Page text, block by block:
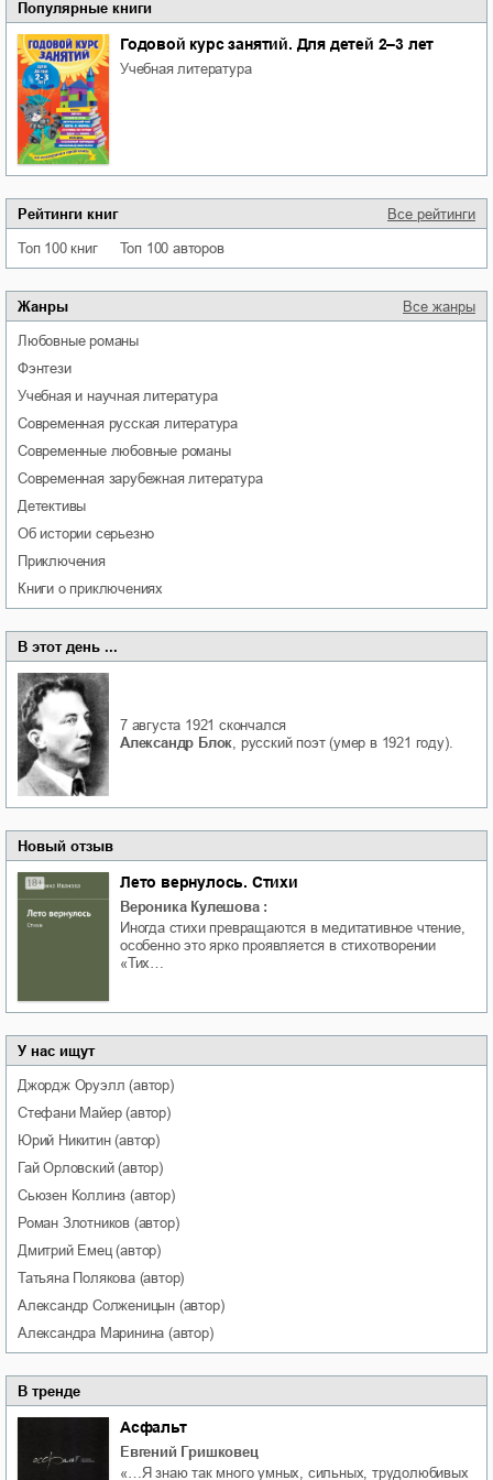
Популярные книги
Годовой курс занятий. Для детей 2–3 лет
учебная литература
Рейтинги книг Все рейтинги
Топ 100 книг Топ 100 авторов
Жанры Все жанры
любовные романы
фэнтези
учебная и научная литература
современная русская литература
современные любовные романы
современная зарубежная литература
детективы
об истории серьезно
приключения
книги о приключениях
В этот день ...
7 августа 1921 скончался
Александр Блок, русский поэт (умер в 1921 году).
Новый отзыв
Лето вернулось. Стихи
Вероника Кулешова :
Иногда стихи превращаются в медитативное чтение,
особенно это ярко проявляется в стихотворении
«Тих…
У нас ищут
Джордж Оруэлл (автор)
Стефани Майер(автор)
Юрий Никитин(автор)
Гай Орловский(автор)
Сьюзен Коллинз (автор)
Роман Злотников (автор)
Дмитрий Емец(автор)
Татьяна Полякова(автор)
Александр Солженицын (автор)
Александра Маринина (автор)
В тренде
Асфальт
Евгений Гришковец
«…Я знаю так много умных, сильных, трудолюбивых